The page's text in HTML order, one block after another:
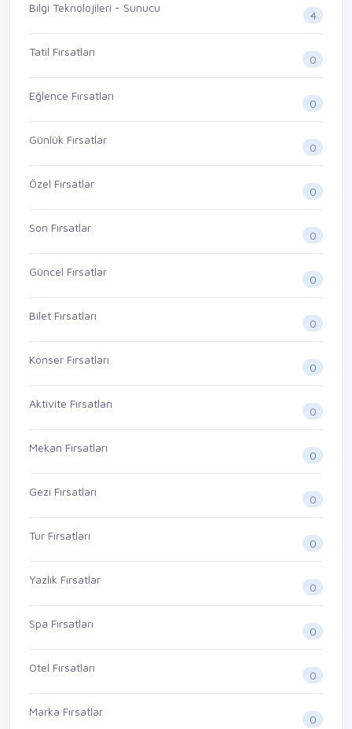
Bilgi Teknolojileri - Sunucu
4
Tatil Fırsatları
0
Eğlence Fırsatları
0
Günlük Fırsatlar
0
Özel Fırsatlar
0
Son Fırsatlar
0
Güncel Fırsatlar
0
Bilet Fırsatları
0
Konser Fırsatları
0
Aktivite Fırsatları
0
Mekan Fırsatları
0
Gezi Fırsatları
0
Tur Fırsatları
0
Yazlık Fırsatlar
0
Spa Fırsatları
0
Otel Fırsatları
0
Marka Fırsatlar
0